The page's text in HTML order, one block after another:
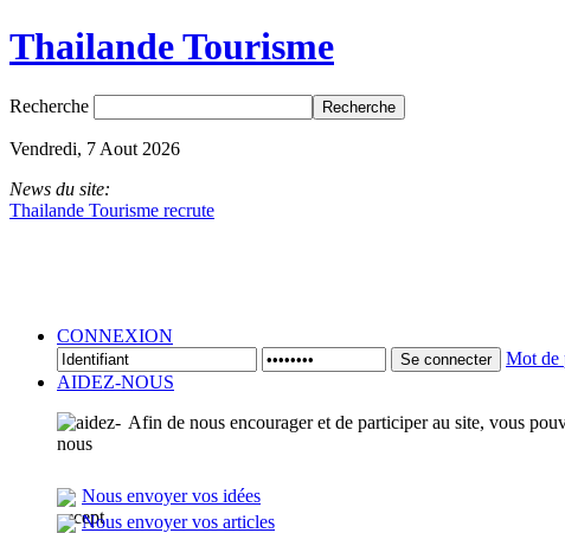
Thailande Tourisme
Recherche
Vendredi, 7 Aout 2026
News du site:
Thailande Tourisme recrute
CONNEXION
Se connecter Mot de
AIDEZ-NOUS
Afin de nous encourager et de participer au site, vous
Nous envoyer vos idées
Nous envoyer vos articles